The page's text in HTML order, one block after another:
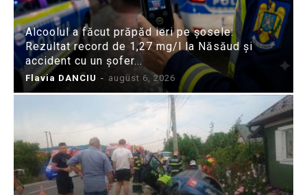
Alcoolul a făcut prăpăd ieri pe șosele:
Rezultat record de 1,27 mg/l la Năsăud și
accident cu un șofer...
Flavia DANCIU - august 6, 2026